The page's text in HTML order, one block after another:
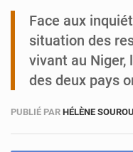
Face aux
situation des
vivant au
des deux pays
PUBLIÉ PAR HÉLÈNE SOUROU